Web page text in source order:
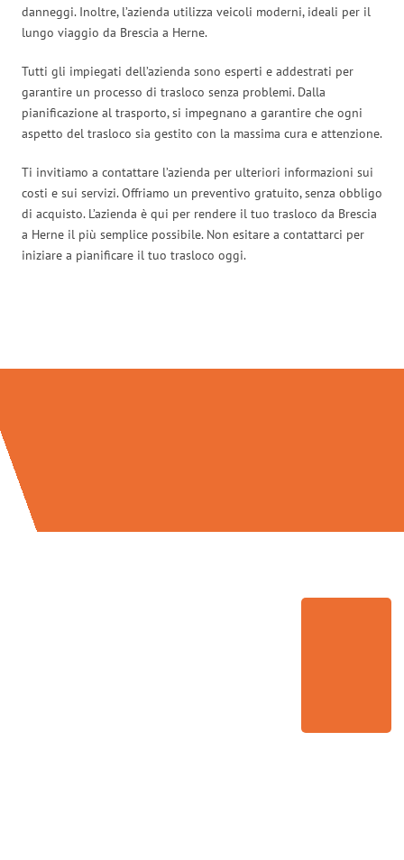
danneggi. Inoltre, l’azienda utilizza veicoli moderni, ideali per il
lungo viaggio da Brescia a Herne.
Tutti gli impiegati dell’azienda sono esperti e addestrati per
garantire un processo di trasloco senza problemi. Dalla
pianificazione al trasporto, si impegnano a garantire che ogni
aspetto del trasloco sia gestito con la massima cura e attenzione.
Ti invitiamo a contattare l’azienda per ulteriori informazioni sui
costi e sui servizi. Offriamo un preventivo gratuito, senza obbligo
di acquisto. L’azienda è qui per rendere il tuo trasloco da Brescia
a Herne il più semplice possibile. Non esitare a contattarci per
iniziare a pianificare il tuo trasloco oggi.